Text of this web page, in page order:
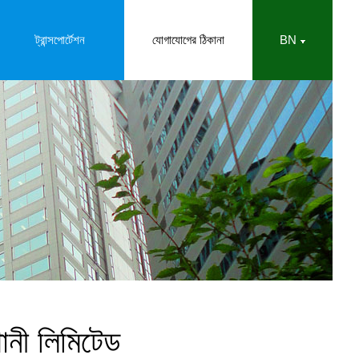
BN
ট্রান্সপোর্টেশন যোগাযোগের ঠিকানা
লিমিটেড